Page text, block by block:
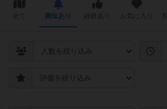
興味あり お気に入り